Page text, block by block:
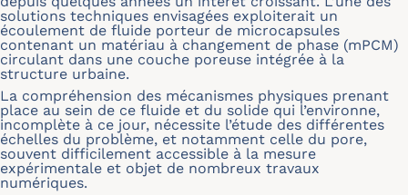
solutions techniques envisagées exploiterait un
écoulement de fluide porteur de microcapsules
contenant un matériau à changement de phase (mPCM)
circulant dans une couche poreuse intégrée à la
structure urbaine.
La compréhension des mécanismes physiques prenant
place au sein de ce fluide et du solide qui l’environne,
incomplète à ce jour, nécessite l’étude des différentes
échelles du problème, et notamment celle du pore,
souvent difficilement accessible à la mesure
expérimentale et objet de nombreux travaux
numériques.